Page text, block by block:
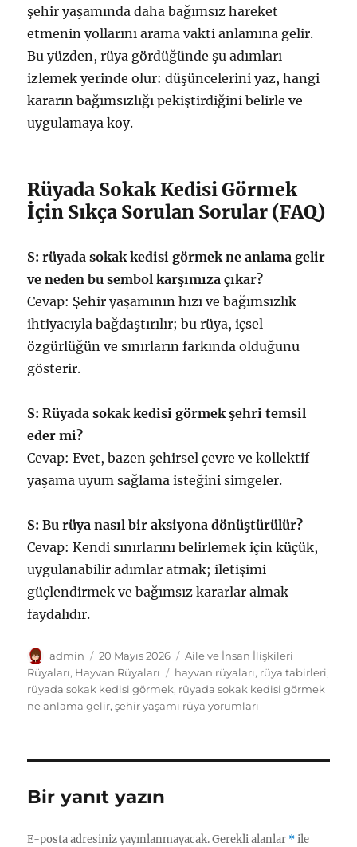
şehir yaşamında daha bağımsız hareket
etmenin yollarını arama vakti anlamına gelir.
Bu yüzden, rüya gördüğünde şu adımları
izlemek yerinde olur: düşüncelerini yaz, hangi
kararın bağımsızlığı pekiştirdiğini belirle ve
uygulamaya koy.
Rüyada Sokak Kedisi Görmek
İçin Sıkça Sorulan Sorular (FAQ)
S: rüyada sokak kedisi görmek ne anlama gelir
ve neden bu sembol karşımıza çıkar?
Cevap: Şehir yaşamının hızı ve bağımsızlık
ihtiyacıyla bağdaştırılır; bu rüya, içsel
özgürlüğün ve sınırların farkında olduğunu
gösterir.
S: Rüyada sokak kedisi görmek şehri temsil
eder mi?
Cevap: Evet, bazen şehirsel çevre ve kollektif
yaşama uyum sağlama isteğini simgeler.
S: Bu rüya nasıl bir aksiyona dönüştürülür?
Cevap: Kendi sınırlarını belirlemek için küçük,
uygulanabilir adımlar atmak; iletişimi
güçlendirmek ve bağımsız kararlar almak
faydalıdır.
Yazar
admin
Yayın
tarihi
20 Mayıs 2026 Kategoriler
Aile ve İnsan İlişkileri
Rüyaları, Hayvan Rüyaları Etiketler
hayvan rüyaları, rüya tabirleri,
rüyada sokak kedisi görmek, rüyada sokak kedisi görmek
ne anlama gelir,şehir yaşamı rüya yorumları
Bir yanıt yazın
E-posta adresiniz yayınlanmayacak. Gerekli alanlar *ile